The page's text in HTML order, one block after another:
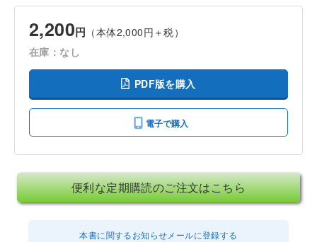
2,200円 （本体2,000円＋税）
在庫：なし
PDF版を購入
電子で購入
便利な定期購読のご注文はこちら
本書に関するお知らせメールに登録する